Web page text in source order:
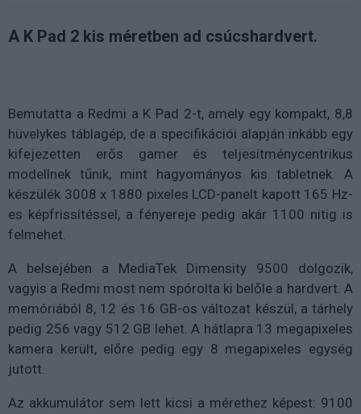
A K Pad 2 kis méretben ad csúcshardvert.
Bemutatta a Redmi a K Pad 2-t, amely egy kompakt, 8,8
hüvelykes táblagép, de a specifikációi alapján inkább egy
kifejezetten erős gamer és teljesítménycentrikus
modellnek tűnik, mint hagyományos kis tabletnek. A
készülék 3008 x 1880 pixeles LCD-panelt kapott 165 Hz-
es képfrissítéssel, a fényereje pedig akár 1100 nitig is
felmehet.
A belsejében a MediaTek Dimensity 9500 dolgozik,
vagyis a Redmi most nem spórolta ki belőle a hardvert. A
memóriából 8, 12 és 16 GB-os változat készül, a tárhely
pedig 256 vagy 512 GB lehet. A hátlapra 13 megapixeles
kamera került, előre pedig egy 8 megapixeles egység
jutott.
Az akkumulátor sem lett kicsi a mérethez képest: 9100